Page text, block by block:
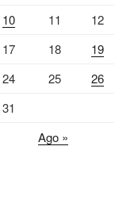
10 11
12
17 18
19
24 25
26
31
Ago »